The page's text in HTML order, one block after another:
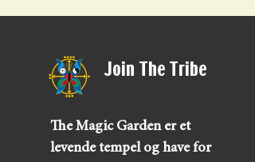
Join The Tribe
The Magic Garden er et
levende tempel og have for